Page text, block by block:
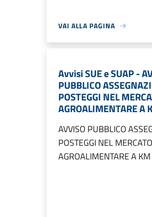
VAI ALLA PAGINA
Avvisi SUE e SUAP -
PUBBLICO
POSTEGGI NEL
AGROALIMENTARE A
AVVISO PUBBLICO
POSTEGGI NEL MERCATO
AGROALIMENTARE A